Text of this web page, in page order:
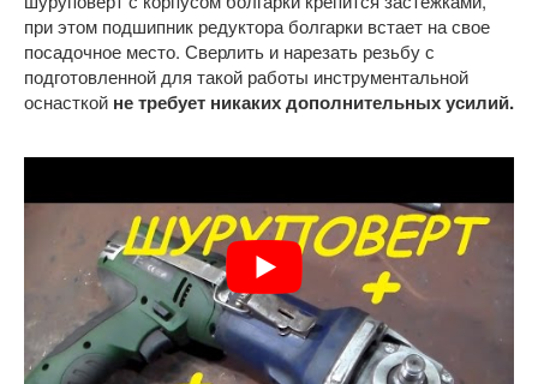
при этом подшипник редуктора болгарки встает на свое
посадочное место. Сверлить и нарезать резьбу с
подготовленной для такой работы инструментальной
оснасткой не требует никаких дополнительных усилий.